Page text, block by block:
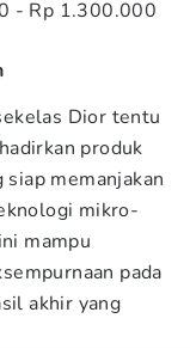
- Rp 1.300.000
Dior tentu
produk
memanjakan
mikro-
mampu
pada
akhir yang